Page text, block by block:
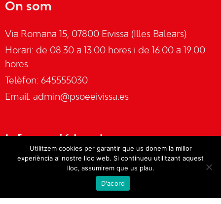
On som
Via Romana 15, 07800 Eivissa (Illes Balears)
Horari: de 08.30 a 13.00 hores i de 16.00 a 19.00
hores.
Telèfon: 645555030
Email: admin@psoeeivissa.es
Informació legal
Política de privacitat
Utilitzem cookies per garantir que us donem la millor
experiència al nostre lloc web. Si continueu utilitzant aquest
lloc, assumirem que us plau.
D'acord